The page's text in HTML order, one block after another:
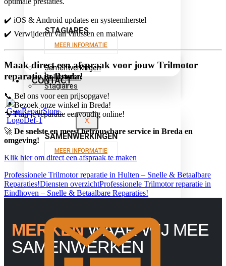
Samenwerkingen
Solliciteren
Stagiaires
SAMENWERKINGEN
MEER INFORMATIE
STAGIARES
MEER INFORMATIE
CONTACT
X
✔️ iOS & Android updates en systeemherstel
✔️ Verwijderen van virussen en malware
Maak direct een afspraak voor jouw Trilmotor
reparatie in Breda!
📞 Bel ons voor een prijsopgave!
📍 Bezoek onze winkel in Breda!
🔧 Plan je reparatie eenvoudig online!
🚀 De snelste en meest betrouwbare service in Breda en
omgeving!
Klik hier om direct een afspraak te maken
Professionele Trilmotor reparatie in Hulten – Snelle & Betaalbare
Reparaties!Diensten overzichtProfessionele Trilmotor reparatie in
Eindhoven – Snelle & Betaalbare Reparaties!
MERKENWAAR WIJ MEE
SAMENWERKEN